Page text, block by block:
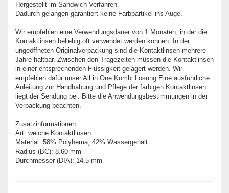
Hergestellt im Sandwich-Verfahren.
Dadurch gelangen garantiert keine Farbpartikel ins Auge.
Wir empfehlen eine Verwendungsdauer von 1 Monaten, in der die
Kontaktlinsen beliebig oft verwendet werden können. In der
ungeöffneten Originalverpackung sind die Kontaktlinsen mehrere
Jahre haltbar. Zwischen den Tragezeiten müssen die Kontaktlinsen
in einer entsprechenden Flüssigkeit gelagert werden. Wir
empfehlen dafür unser All in One Kombi Lösung Eine ausführliche
Anleitung zur Handhabung und Pflege der farbigen Kontaktlinsen
liegt der Sendung bei. Bitte die Anwendungsbestimmungen in der
Verpackung beachten.
Zusatzinformationen
Art: weiche Kontaktlinsen
Material: 58% Polyhema, 42% Wassergehalt
Radius (BC): 8.60 mm
Durchmesser (DIA): 14.5 mm